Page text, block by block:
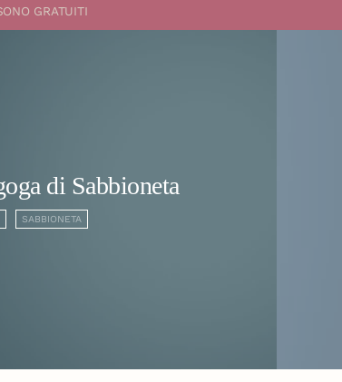
GRATUITI
di Sabbioneta
SABBIONETA